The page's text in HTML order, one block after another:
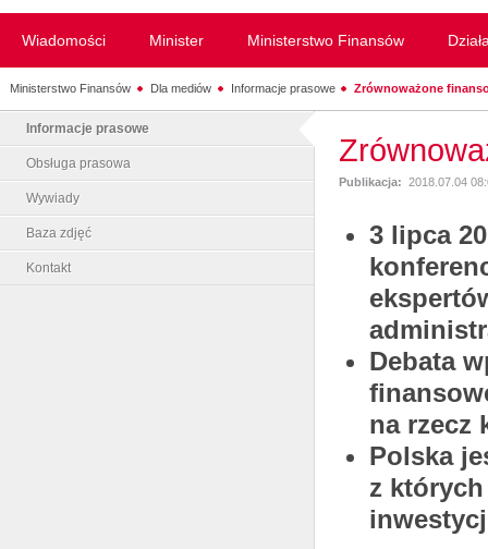
Wiadomości Minister Ministerstwo Finansów
Ministerstwo Finansów Dla mediów Informacje prasowe Zrównoważone
Informacje prasowe
Obsługa prasowa
Wywiady
Baza zdjęć
Kontakt
Publikacja: 2018.07.04
3 lipca
Debata
na rzecz
Polska
z